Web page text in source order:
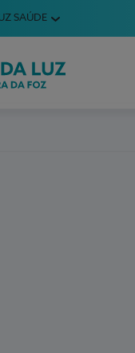
SAÚDE
da Figueira da Foz